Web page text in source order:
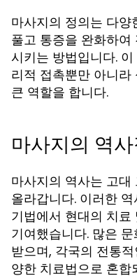
마사지의 정의는 다
풀고 통증을 완화하
시키는 방법입니다.
리적 접촉뿐만 아니
큰 역할을 합니다.
마사지의 역
마사지의 역사는 고
올라갑니다. 이러한
기법에서 현대의 치
기여했습니다. 많은
받으며, 각국의 전통
양한 치료법으로 혼합